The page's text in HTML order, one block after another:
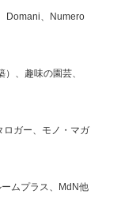
Domani、Numero
、趣味の園芸、
ロガー、モノ・マガ
ムプラス、MdN他